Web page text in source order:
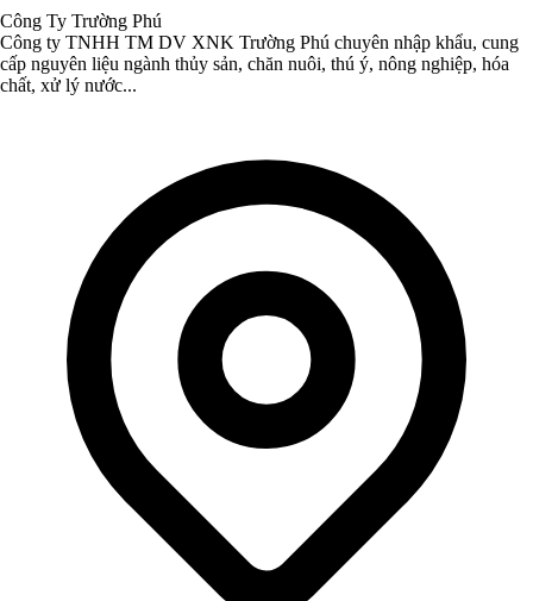
Công Ty Trường Phú
Công ty TNHH TM DV XNK Trường Phú chuyên nhập khẩu, cung
cấp nguyên liệu ngành thủy sản, chăn nuôi, thú ý, nông nghiệp, hóa
chất, xử lý nước...